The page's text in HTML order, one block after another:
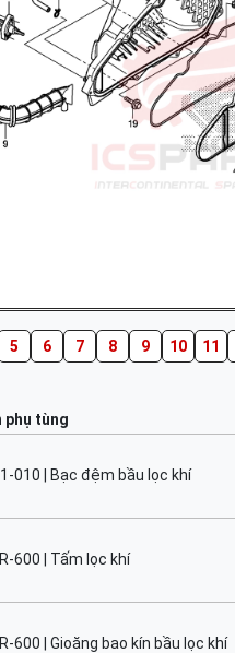
5 6 7 8 9 10 11
phụ tùng
010 | Bạc đệm bầu lọc khí
600 | Tấm lọc khí
600 | Gioăng bao kín bầu lọc khí